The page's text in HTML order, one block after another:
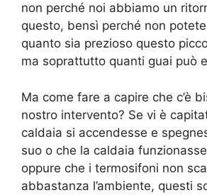
non perché noi abbiamo un
questo, bensì perché non
quanto sia prezioso questo
ma soprattutto quanti guai può
Ma come fare a capire che c’è
nostro intervento? Se vi è
caldaia si accendesse e
suo o che la caldaia
oppure che i termosifoni non
abbastanza l’ambiente, questi